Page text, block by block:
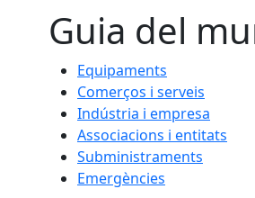
Guia del
Equipaments
Comerços i serveis
Indústria i empresa
Associacions i entitats
Subministraments
Emergències